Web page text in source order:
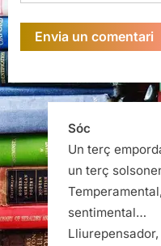
Sóc
Un terç
un terç
sentimental…